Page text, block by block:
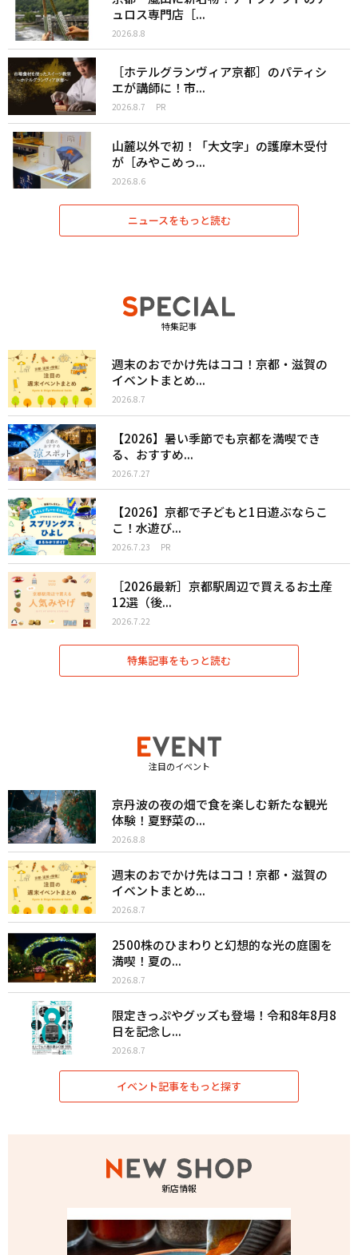
ュロス専門店［...
2026.8.8
［ホテルグランヴィア京都］のパティシ
エが講師に！市...
2026.8.7 PR
山麓以外で初！「大文字」の護摩木受付
が［みやこめっ...
2026.8.6
ニュースをもっと読む
特集記事
週末のおでかけ先はココ！京都・滋賀の
イベントまとめ...
2026.8.7
【2026】暑い季節でも京都を満喫でき
る、おすすめ...
2026.7.27
【2026】京都で子どもと1日遊ぶならこ
こ！水遊び...
2026.7.23 PR
［2026最新］京都駅周辺で買えるお土産
12選（後...
2026.7.22
特集記事をもっと読む
注目のイベント
京丹波の夜の畑で食を楽しむ新たな観光
体験！夏野菜の...
2026.8.8
週末のおでかけ先はココ！京都・滋賀の
イベントまとめ...
2026.8.7
2500株のひまわりと幻想的な光の庭園を
満喫！夏の...
2026.8.7
限定きっぷやグッズも登場！令和8年8月8
日を記念し...
2026.8.7
イベント記事をもっと探す
新店情報